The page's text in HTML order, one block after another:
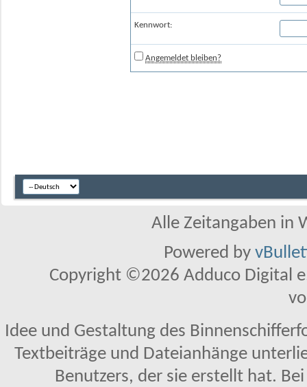
Kennwort:
Angemeldet bleiben?
Alle Zeitangaben in
Powered by
Copyright ©2026 Adduco Digital
Idee und Gestaltung des
Textbeiträge und Dateianhänge
Benutzers, der sie erstellt hat.